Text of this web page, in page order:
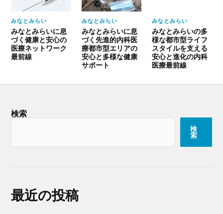
みなとみらい
みなとみらいに息
づく健康と安心の
医療ネットワーク
最前線
みなとみらい
みなとみらいに息
づく先進的内科医
療都市型エリアの
安心と多様な健康
サポート
みなとみらい
みなとみらいの多
様な都市型ライフ
スタイルを支える
安心と進化の内科
医療最前線
検索
検
索
最近の投稿